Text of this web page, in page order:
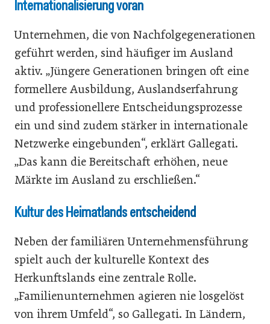
Internationalisierung voran
Unternehmen, die von Nachfolgegenerationen
geführt werden, sind häufiger im Ausland
aktiv. „Jüngere Generationen bringen oft eine
formellere Ausbildung, Auslandserfahrung
und professionellere Entscheidungsprozesse
ein und sind zudem stärker in internationale
Netzwerke eingebunden“, erklärt Gallegati.
„Das kann die Bereitschaft erhöhen, neue
Märkte im Ausland zu erschließen.“
Kultur des Heimatlands entscheidend
Neben der familiären Unternehmensführung
spielt auch der kulturelle Kontext des
Herkunftslands eine zentrale Rolle.
„Familienunternehmen agieren nie losgelöst
von ihrem Umfeld“, so Gallegati. In Ländern,